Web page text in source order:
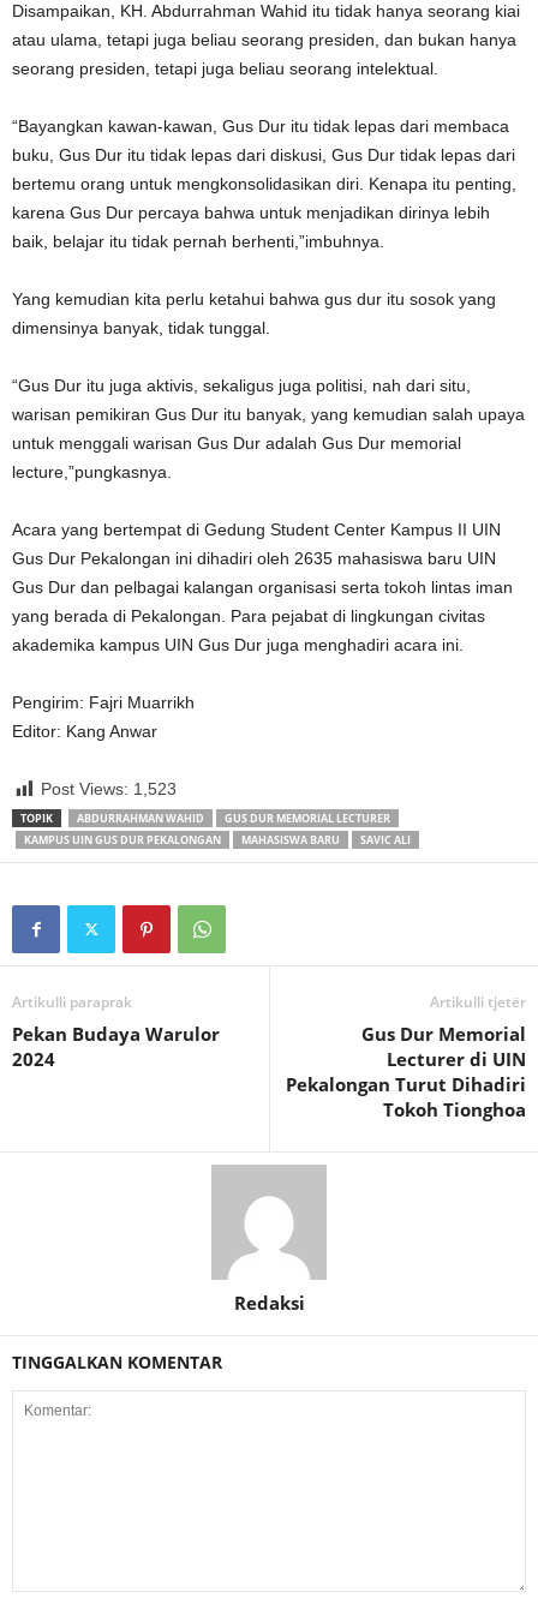
Disampaikan, KH. Abdurrahman Wahid itu tidak hanya seorang kiai
atau ulama, tetapi juga beliau seorang presiden, dan bukan hanya
seorang presiden, tetapi juga beliau seorang intelektual.
“Bayangkan kawan-kawan, Gus Dur itu tidak lepas dari membaca
buku, Gus Dur itu tidak lepas dari diskusi, Gus Dur tidak lepas dari
bertemu orang untuk mengkonsolidasikan diri. Kenapa itu penting,
karena Gus Dur percaya bahwa untuk menjadikan dirinya lebih
baik, belajar itu tidak pernah berhenti,”imbuhnya.
Yang kemudian kita perlu ketahui bahwa gus dur itu sosok yang
dimensinya banyak, tidak tunggal.
“Gus Dur itu juga aktivis, sekaligus juga politisi, nah dari situ,
warisan pemikiran Gus Dur itu banyak, yang kemudian salah upaya
untuk menggali warisan Gus Dur adalah Gus Dur memorial
lecture,”pungkasnya.
Acara yang bertempat di Gedung Student Center Kampus II UIN
Gus Dur Pekalongan ini dihadiri oleh 2635 mahasiswa baru UIN
Gus Dur dan pelbagai kalangan organisasi serta tokoh lintas iman
yang berada di Pekalongan. Para pejabat di lingkungan civitas
akademika kampus UIN Gus Dur juga menghadiri acara ini.
Pengirim: Fajri Muarrikh
Editor: Kang Anwar
Post Views: 1,523
TOPIK ABDURRAHMAN WAHID
GUS DUR MEMORIAL LECTURER
KAMPUS UIN GUS DUR PEKALONGAN
MAHASISWA BARU SAVIC ALI
Artikulli paraprak
Pekan Budaya Warulor
2024
Artikulli tjetër
Gus Dur Memorial
Lecturer di UIN
Pekalongan Turut Dihadiri
Tokoh Tionghoa
Redaksi
TINGGALKAN KOMENTAR